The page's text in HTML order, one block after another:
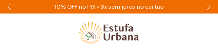
10% OFF no PIX • 3x sem juros no cartão